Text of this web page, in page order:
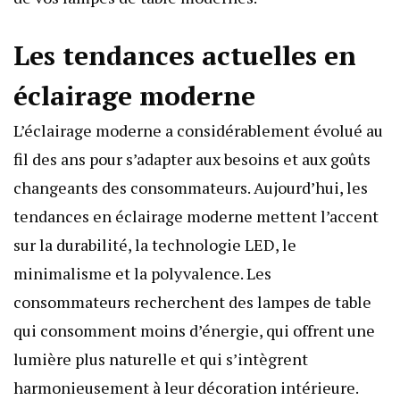
Les tendances actuelles en
éclairage moderne
L’éclairage moderne a considérablement évolué au
fil des ans pour s’adapter aux besoins et aux goûts
changeants des consommateurs. Aujourd’hui, les
tendances en éclairage moderne mettent l’accent
sur la durabilité, la technologie LED, le
minimalisme et la polyvalence. Les
consommateurs recherchent des lampes de table
qui consomment moins d’énergie, qui offrent une
lumière plus naturelle et qui s’intègrent
harmonieusement à leur décoration intérieure.